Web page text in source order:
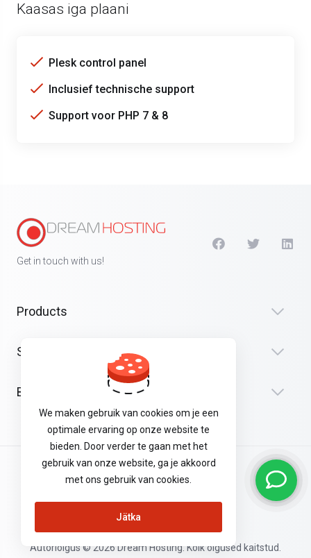
Kaasas iga plaani
Plesk control panel
Inclusief technische support
Support voor PHP 7 & 8
Get in touch with us!
Products
Security & Tools
Bedrijf
Autoriõigus © 2026 Dream Hosting. Kõik õigused kaitstud.
Algemene Voorwaarden
Privacyverklaring
We maken gebruik van cookies om je een
optimale ervaring op onze website te
bieden. Door verder te gaan met het
gebruik van onze website, ga je akkoord
met ons gebruik van cookies.
Jätka